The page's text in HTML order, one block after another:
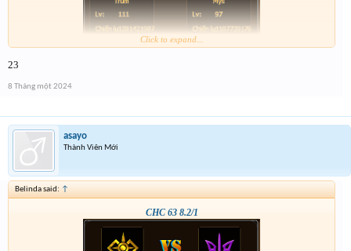
Click to expand...
23
8 Tháng một 2024
asayo
Thành Viên Mới
Belinda said: ↑
CHC 63 8.2/1